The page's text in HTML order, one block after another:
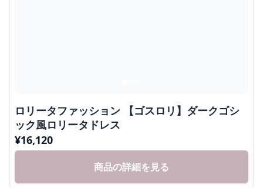
ロリータファッション 【ゴスロリ】ダークゴシ
ック風ロリータドレス
¥16,120
商品の詳細を見る